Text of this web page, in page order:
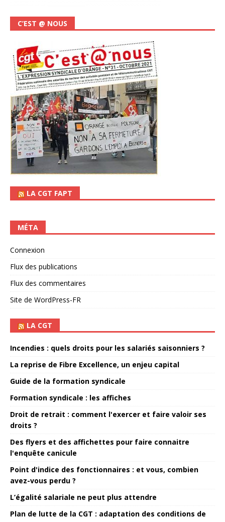
C’EST @ NOUS
LA CGT FAPT
MÉTA
Connexion
Flux des publications
Flux des commentaires
Site de WordPress-FR
LA CGT
Incendies : quels droits pour les salariés saisonniers ?
La reprise de Fibre Excellence, un enjeu capital
Guide de la formation syndicale
Formation syndicale : les affiches
Droit de retrait : comment l'exercer et faire valoir ses
droits ?
Des flyers et des affichettes pour faire connaitre
l'enquête canicule
Point d'indice des fonctionnaires : et vous, combien
avez-vous perdu ?
L’égalité salariale ne peut plus attendre
Plan de lutte de la CGT : adaptation des conditions de